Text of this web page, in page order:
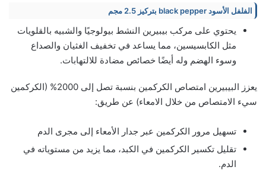
الفلفل الأسود black pepper بتركيز 2.5 مجم
يحتوي على مركب بيبيرين النشط بيولوجيًا والشبيه بالقلويات
مثل الكابسيسين، مما يساعد في تخفيف الغثيان والصداع
وسوء الهضم وله أيضًا خصائص مضادة للالتهابات.
يعزز البيبيرين امتصاص الكركمين بنسبة تصل إلى 2000% (الكركمين
سيء الامتصاص من خلال الامعاء) عن طريق:
تسهيل مرور الكركمين عبر جدار الأمعاء إلى مجرى الدم
تقليل تكسير الكركمين في الكبد، مما يزيد من مستوياته في
الدم.